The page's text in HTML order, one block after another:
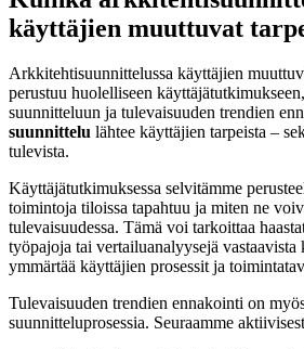
käyttäjien muuttuvat
Arkkitehtisuunnittelussa käyttäjien
perustuu huolelliseen
suunnitteluun ja tulevaisuuden trendien
suunnittelu lähtee käyttäjien tarpeista –
tulevista.
Käyttäjätutkimuksessa selvitämme
toimintoja tiloissa tapahtuu ja miten ne
tulevaisuudessa. Tämä voi tarkoittaa
työpajoja tai vertailuanalyysejä vastaavista
ymmärtää käyttäjien prosessit ja
Tulevaisuuden trendien ennakointi on
suunnitteluprosessia. Seuraamme